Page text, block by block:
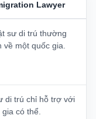
Lawyer
sư di trú thường
về một quốc gia.
di trú chỉ hỗ trợ với
gia có thể.